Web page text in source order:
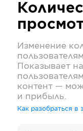
Изменение
Показывает
контент —
и прибыль.
Как разобраться в